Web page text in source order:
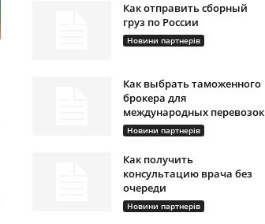
Как отправить сборный
груз по России
Новини партнерів
Как выбрать таможенного
брокера для
международных перевозок
Новини партнерів
Как получить
консультацию врача без
очереди
Новини партнерів